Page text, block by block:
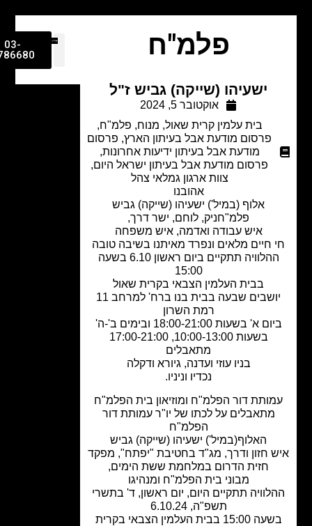
פלמ"ח
ישעיהו (שייקה) גביש ז"ל
אוקטובר 5, 2024
בית עלמין קרית שאול,מנוח,פלמ"ח,
פרסום מודעת אבל בעיתון הארץ,פרסום
מודעת אבל בעיתון ידיעות אחרונות,
פרסום מודעת אבל בעיתון ישראל היום,
צוות ארגון גמלאי צהל
אלוף (במיל') ישעיהו ( שייקה) גביש
פלמ"חניק, לוחם, ישר דרך,
איש עבודה ואדמה, איש משפחה
חיים מלאים ונפרד מאיתנו בשיבה טובה
ההלוויה תתקיים ביום ראשון 6.10 בשעה
בבית העלמין הצבאי בקרית שאול
יושבים שבעה בבית בנו ברח' למרחב 11
רמת השרון
א' בשעות 18:00-21:00 ובימים ב'-ה'
מתאבלים
בניו עוזי ועדנה, גיורא ודקלה
נכדיו וניניו.
דור הפלמ"ח ומוזיאון בית הפלמ"ח
מתאבלים על לכתו של יו"ר עמותת דור
הפלמ"ח
האלוף(במיל') ישעיהו (שייקה) גביש
חזון ודרך, מג"ד בחטיבת "יפתח", מפקד
חזית הדרום במלחמת ששת הימים,
מבוני בית הפלמ"ח ומנהיגו
תתקיים היום, יום ראשון, ד' בתשרי
תשפ"ה, 6.10.24
בשעה 15:00 בבית העלמין הצבאי בקרית
03-
9786680